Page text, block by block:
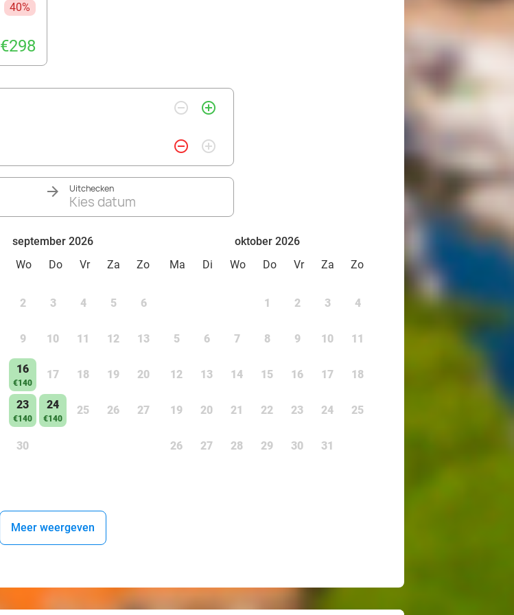
40%
€298
remove_circle_outline add_circle_outline
remove_circle_outline add_circle_outline
Uitchecken
Kies datum
september 2026
Wo Do Vr Za Zo
2 3 4 5 6
9 10 11 12 13
16
€140
17 18 19 20
23
€140
24
€140
25 26 27
30
oktober 2026
Ma
Di Wo Do Vr Za Zo
1 2 3 4
5 6 7 8 9 10 11
12 13 14 15 16 17 18
19 20 21 22 23 24 25
26 27 28 29 30 31
Meer weergeven